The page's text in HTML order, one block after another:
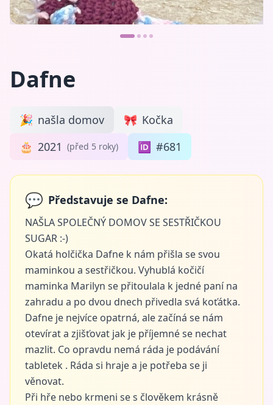
Dafne
🎉 našla domov 🎀 Kočka
🎂 2021 (před 5 roky) 🆔 #681
💬 Představuje se Dafne:
NAŠLA SPOLEČNÝ DOMOV SE SESTŘIČKOU
SUGAR :-)
Okatá holčička Dafne k nám přišla se svou
maminkou a sestřičkou. Vyhublá kočičí
maminka Marilyn se přitoulala k jedné paní na
zahradu a po dvou dnech přivedla svá koťátka.
Dafne je nejvíce opatrná, ale začíná se nám
otevírat a zjišťovat jak je příjemné se nechat
mazlit. Co opravdu nemá ráda je podávání
tabletek . Ráda si hraje a je potřeba se ji
věnovat.
Při hře nebo krmeni se s člověkem krásně